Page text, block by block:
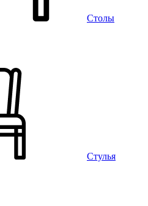
Столы
Стулья